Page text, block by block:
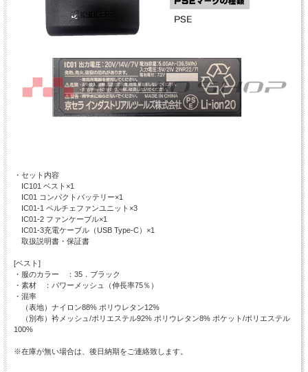
・セット内容
IC101 ベスト×1
IC01 コンパクトバッテリー×1
IC01-1 ペルチェファンユニット×3
IC01-2 ファンケーブル×1
IC01-3充電ケーブル（USB Type-C）×1
取扱説明書・保証書
[ベスト]
・服のカラー ：35．ブラック
・素材 ：パワーメッシュ（伸長率75％）
・混率
（表地）ナイロン88% ポリウレタン12%
（別布）衿メッシュ/ポリエステル92% ポリウレタン8% ポケット/ポリエステル
100%
※在庫が無い場合は、後日納期をご連絡致します。